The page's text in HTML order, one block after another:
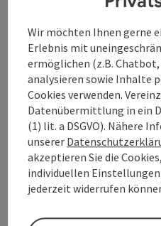
von Wald, Wiese und
Routenverlauf:
Eidenberger Alm -
Tour und
Anreise/Lage
Preise
Wir möchten Ihnen gerne
Erlebnis mit
ermöglichen (z.B. Chatbot,
analysieren sowie Inhalte
Cookies verwenden.
Datenübermittlung in ein
(1) lit. a DSGVO). Nähere
unserer
akzeptieren Sie die
individuellen
jederzeit widerrufen